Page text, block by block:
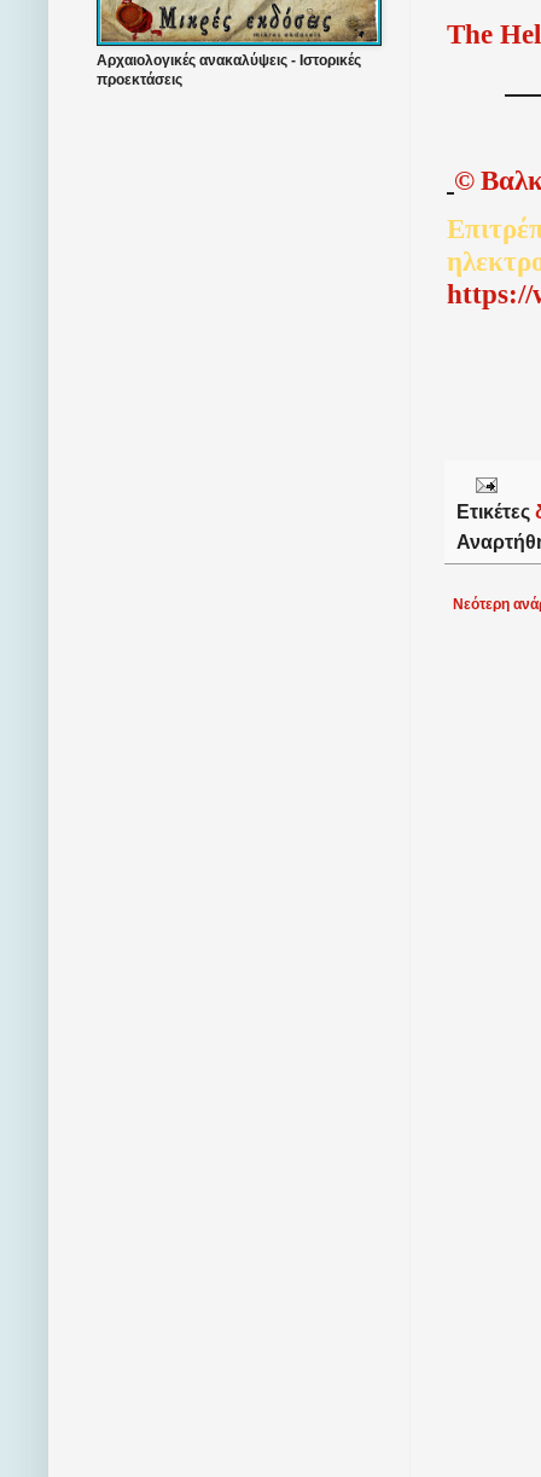
The
©
https://
Ετικέτες
Νεότερη
Αρχαιολογικές ανακαλύψεις - Ιστορικές
προεκτάσεις